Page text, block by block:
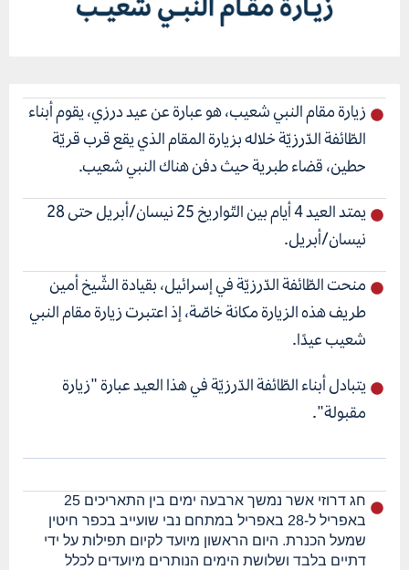
زيارة مقام النبي شعيب، هو عبارة عن عيد درزي، يقوم أبناء
الطّائفة الدّرزيّة خلاله بزيارة المقام الذي يقع قرب قريّة
حطين، قضاء طبرية حيث دفن هناك النبي شعيب.
يمتد العيد 4 أيام بين التّواريخ 25 نيسان/أبريل حتى 28
نيسان/أبريل.
منحت الطّائفة الدّرزيّة في إسرائيل، بقيادة الشّيخ أمين
طريف هذه الزيارة مكانة خاصّة، إذ اعتبرت زيارة مقام النبي
شعيب عيدًا.
يتبادل أبناء الطّائفة الدّرزيّة في هذا العيد عبارة "زيارة
مقبولة".
חג דרוזי אשר נמשך ארבעה ימים בין התאריכים 25
באפריל ל-28 באפריל במתחם נבי שועייב בכפר חיטין
שמעל הכנרת. היום הראשון מיועד לקיום תפילות על ידי
דתיים בלבד ושלושת הימים הנותרים מיועדים לכלל